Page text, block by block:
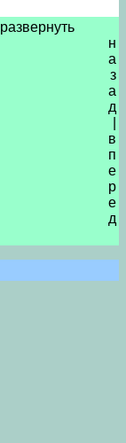
развернуть
н
а
з
а
д
в
п
е
р
е
д